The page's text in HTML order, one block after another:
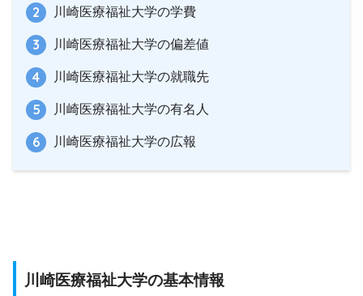
川崎医療福祉大学の学費
川崎医療福祉大学の偏差値
川崎医療福祉大学の就職先
川崎医療福祉大学の有名人
川崎医療福祉大学の広報
川崎医療福祉大学の基本情報